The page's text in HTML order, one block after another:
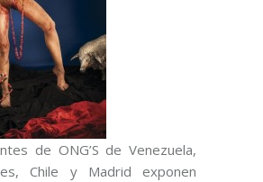
de ONG’S de Venezuela,
Chile y Madrid exponen